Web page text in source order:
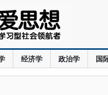
经济学 政治学 国